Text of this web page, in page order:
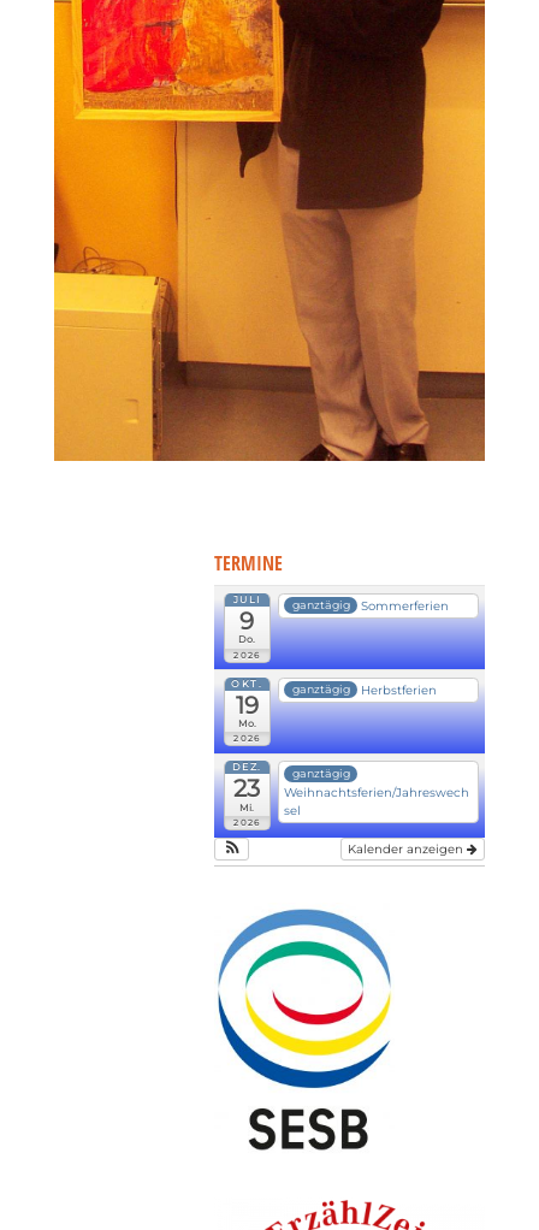
TERMINE
JULI
9
Do.
2026
ganztägig Sommerferien
OKT.
19
Mo.
2026
ganztägig Herbstferien
DEZ.
23
Mi.
2026
ganztägig
Weihnachtsferien/Jahreswech
sel
Kalender anzeigen